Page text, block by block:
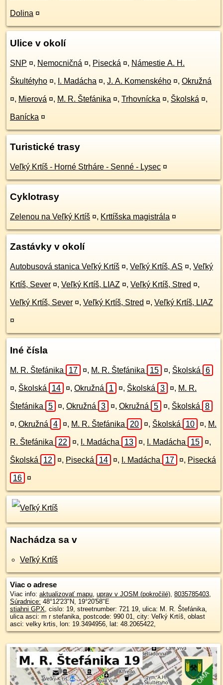
Dolina ¤
Ulice v okolí
SNP ¤, Nemocničná ¤, Pisecká ¤, Námestie A. H.
Škultétyho ¤, I. Madácha ¤, J. A. Komenského ¤, Okružná
¤, Mierová ¤, M. R. Štefánika ¤, Trhovnícka ¤, Školská ¤,
Banícka ¤
Turistické trasy
Veľký Krtíš - Horné Strháre - Senné - Lysec ¤
Cyklotrasy
Zelenou na Veľký Krtíš ¤, Krttíšska magistrála ¤
Zastávky v okolí
Autobusová stanica Veľký Krtíš ¤, Veľký Krtíš, AS ¤, Veľký
Krtíš, Sever ¤, Veľký Krtíš, LIAZ ¤, Veľký Krtíš, Stred ¤,
Veľký Krtíš, Sever ¤, Veľký Krtíš, Stred ¤, Veľký Krtíš, LIAZ
¤
Iné čísla
M. R. Štefánika 17 ¤, M. R. Štefánika 15 ¤, Školská 6
¤, Školská 14 ¤, Okružná 1 ¤, Školská 3 ¤, M. R.
Štefánika 5 ¤, Okružná 3 ¤, Okružná 5 ¤, Školská 8
¤, Okružná 4 ¤, M. R. Štefánika 20 ¤, Školská 10 ¤, M.
R. Štefánika 22 ¤, I. Madácha 13 ¤, I. Madácha 15 ¤,
Školská 12 ¤, Pisecká 14 ¤, I. Madácha 17 ¤, Pisecká
16 ¤
Nachádza sa v
Veľký Krtíš
Viac o adrese
Viac info: aktualizovať mapu, uprav v JOSM (pokročilé), 8035785403,
Súradnice: 48°12'23"N, 19°20'58"E
stiahni GPX, cislo: 19, streetnumber: 721 19, ulica: M. R. Štefánika,
ulica asci: m r stefanika, postcode: 990 01, city: Veľký Krtíš, oblast
asci: velky krtis, lon: 19.3494956, lat: 48.2065422,